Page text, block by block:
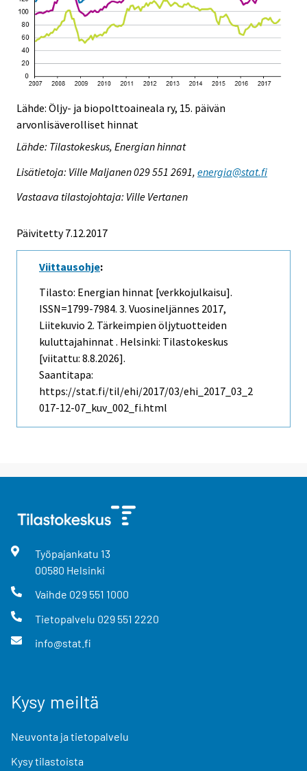
Lähde: Öljy- ja biopolttoaineala ry, 15. päivän
arvonlisäverolliset hinnat
Lähde: Tilastokeskus, Energian hinnat
Lisätietoja: Ville Maljanen 029 551 2691, energia@stat.fi
Vastaava tilastojohtaja: Ville Vertanen
Päivitetty 7.12.2017
Viittausohje:
Tilasto: Energian hinnat [verkkojulkaisu].
ISSN=1799-7984. 3. Vuosineljännes 2017,
Liitekuvio 2. Tärkeimpien öljytuotteiden
kuluttajahinnat . Helsinki: Tilastokeskus
[viitattu: 8.8.2026].
Saantitapa:
https://stat.fi/til/ehi/2017/03/ehi_2017_03_2
017-12-07_kuv_002_fi.html
Työpajankatu 13
00580 Helsinki
Vaihde 029 551 1000
Tietopalvelu 029 551 2220
info@stat.fi
Kysy meiltä
Neuvonta ja tietopalvelu
Kysy tilastoista